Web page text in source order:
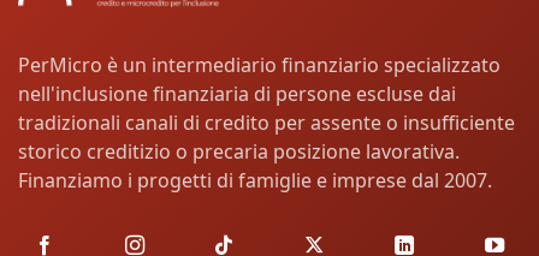
PerMicro è un intermediario finanziario specializzato
nell'inclusione finanziaria di persone escluse dai
tradizionali canali di credito per assente o insufficiente
storico creditizio o precaria posizione lavorativa.
Finanziamo i progetti di famiglie e imprese dal 2007.